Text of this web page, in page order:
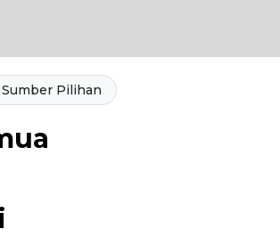
Pilihan